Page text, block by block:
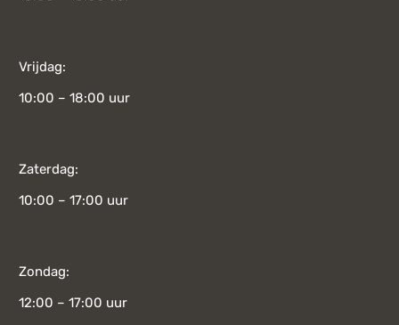
Vrijdag:
10:00 – 18:00 uur
Zaterdag:
10:00 – 17:00 uur
Zondag:
12:00 – 17:00 uur